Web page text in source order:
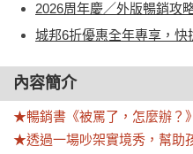
2026周年慶／外版暢銷攻
城邦6折優惠全年專享，快
內容簡介
★暢銷書《被罵了，怎麼辦？
★透過一場吵架實境秀，幫助